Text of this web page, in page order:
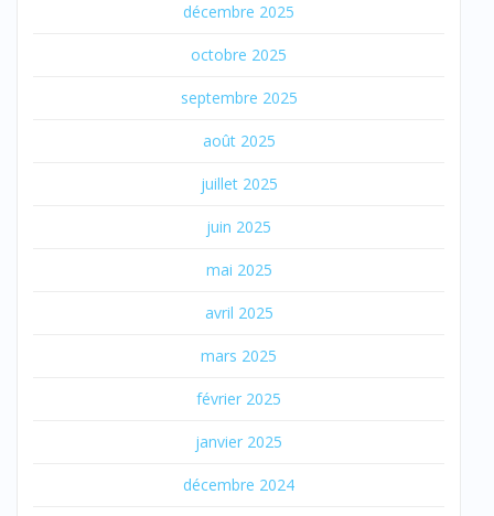
décembre 2025
octobre 2025
septembre 2025
août 2025
juillet 2025
juin 2025
mai 2025
avril 2025
mars 2025
février 2025
janvier 2025
décembre 2024